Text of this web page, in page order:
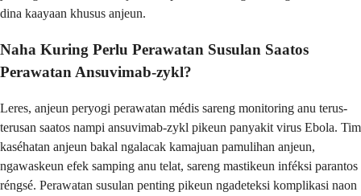
dina kaayaan khusus anjeun.
Naha Kuring Perlu Perawatan Susulan Saatos
Perawatan Ansuvimab-zykl?
Leres, anjeun peryogi perawatan médis sareng monitoring anu terus-
terusan saatos nampi ansuvimab-zykl pikeun panyakit virus Ebola. Tim
kaséhatan anjeun bakal ngalacak kamajuan pamulihan anjeun,
ngawaskeun efek samping anu telat, sareng mastikeun inféksi parantos
réngsé. Perawatan susulan penting pikeun ngadeteksi komplikasi naon